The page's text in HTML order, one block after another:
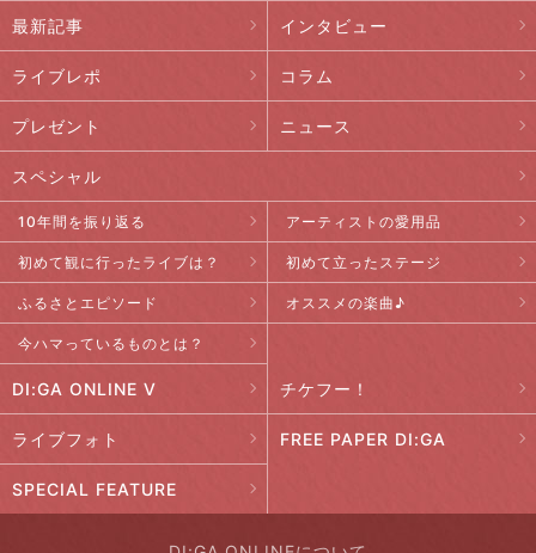
最新記事 インタビュー
ライブレポ コラム
プレゼント ニュース
スペシャル
10年間を振り返る アーティストの愛用品
初めて観に行ったライブは？ 初めて立ったステージ
ふるさとエピソード オススメの楽曲♪
今ハマっているものとは？
DI:GA ONLINE V チケフー！
ライブフォト FREE PAPER DI:GA
SPECIAL FEATURE